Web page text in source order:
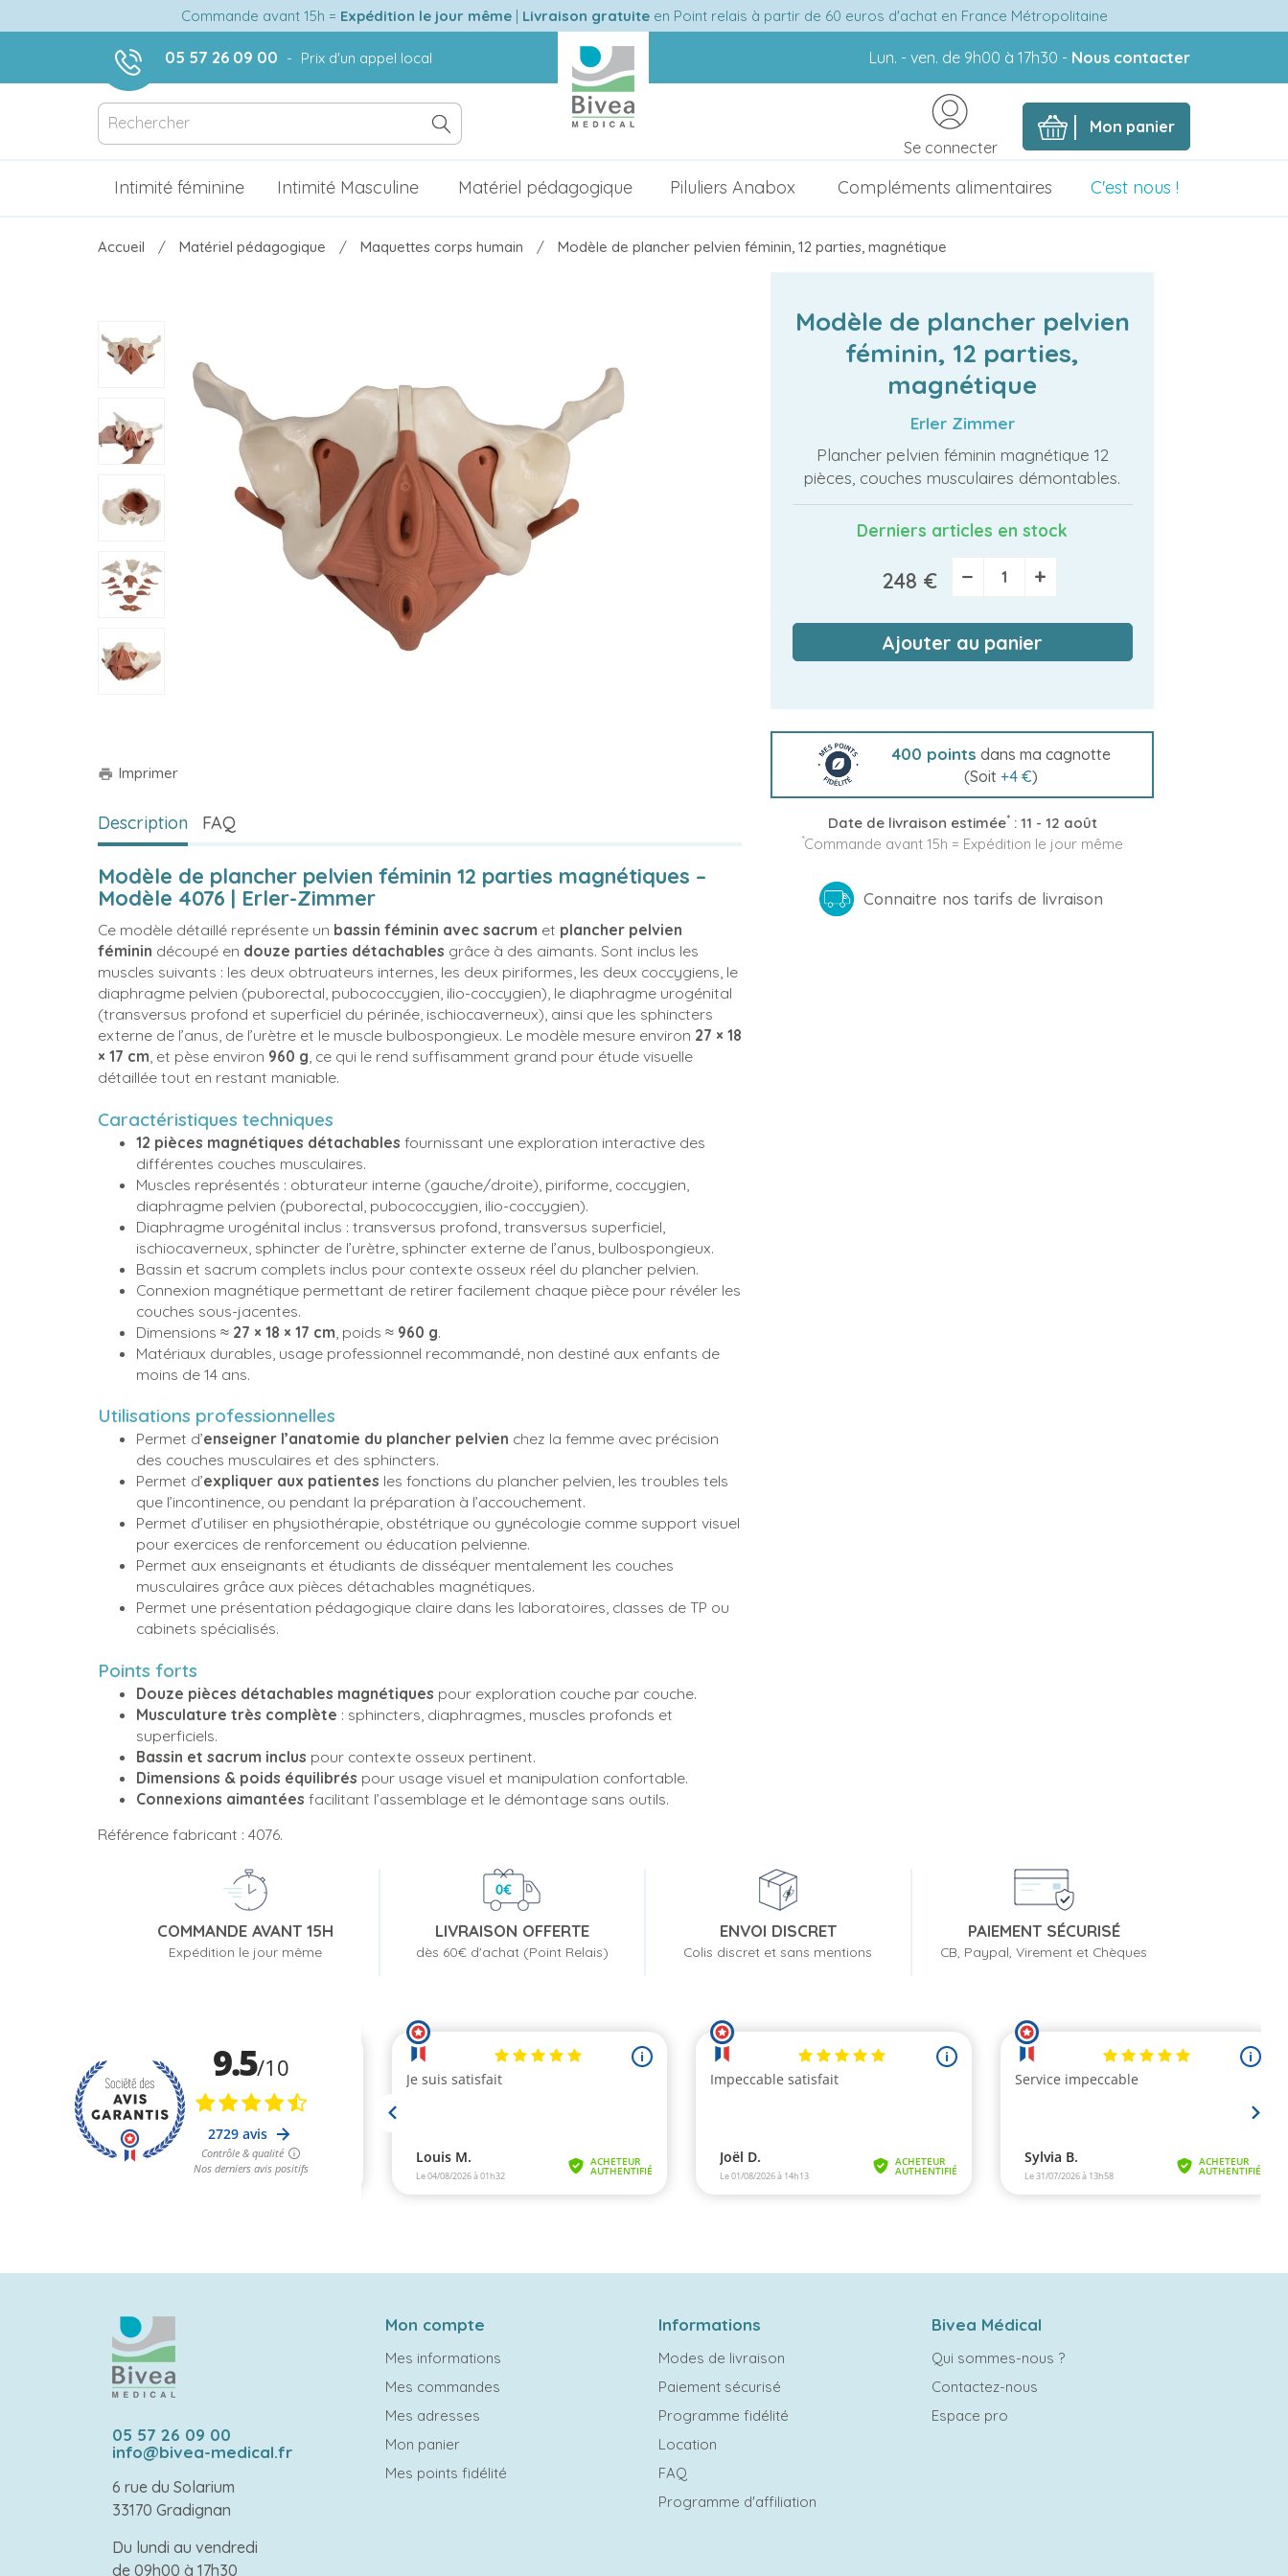
Commande avant 15h = Expédition le jour même| Livraison gratuiteen Point relais à partir de 60 euros d'achat en France Métropolitaine
05 57 26 09 00 - Prix d'un appel local Lun. - ven. de 9h00 à 17h30 - Nous contacter
Mon panier
Se connecter
Intimité féminine Intimité Masculine Matériel pédagogique Piluliers Anabox Compléments alimentaires C'est nous !
Accueil Matériel pédagogique Maquettes corps humain Modèle de plancher pelvien féminin, 12 parties, magnétique
print Imprimer
Modèle de plancher pelvien
féminin, 12 parties,
magnétique
Erler Zimmer
Plancher pelvien féminin magnétique 12
pièces, couches musculaires démontables.
Derniers articles en stock
248 € − +
Ajouter au panier
400 points dans ma cagnotte
(Soit +4 €)
Date de livraison estimée*: 11 - 12 août
*Commande avant 15h = Expédition le jour même
Connaitre nos tarifs de livraison
Description FAQ
Modèle de plancher pelvien féminin 12 parties magnétiques –
Modèle 4076 | Erler-Zimmer
Ce modèle détaillé représente un bassin féminin avec sacrum et plancher pelvien
féminin découpé en douze parties détachables grâce à des aimants. Sont inclus les
muscles suivants : les deux obtruateurs internes, les deux piriformes, les deux coccygiens, le
diaphragme pelvien (puborectal, pubococcygien, ilio-coccygien), le diaphragme urogénital
(transversus profond et superficiel du périnée, ischiocaverneux), ainsi que les sphincters
externe de l’anus, de l’urètre et le muscle bulbospongieux. Le modèle mesure environ 27 × 18
× 17 cm, et pèse environ 960 g, ce qui le rend suffisamment grand pour étude visuelle
détaillée tout en restant maniable.
Caractéristiques techniques
12 pièces magnétiques détachables fournissant une exploration interactive des
différentes couches musculaires.
Muscles représentés : obturateur interne (gauche/droite), piriforme, coccygien,
diaphragme pelvien (puborectal, pubococcygien, ilio-coccygien).
Diaphragme urogénital inclus : transversus profond, transversus superficiel,
ischiocaverneux, sphincter de l’urètre, sphincter externe de l’anus, bulbospongieux.
Bassin et sacrum complets inclus pour contexte osseux réel du plancher pelvien.
Connexion magnétique permettant de retirer facilement chaque pièce pour révéler les
couches sous-jacentes.
Dimensions ≈ 27 × 18 × 17 cm , poids ≈ 960 g.
Matériaux durables, usage professionnel recommandé, non destiné aux enfants de
moins de 14 ans.
Utilisations professionnelles
Permet d’enseigner l’anatomie du plancher pelvien chez la femme avec précision
des couches musculaires et des sphincters.
Permet d’expliquer aux patientes les fonctions du plancher pelvien, les troubles tels
que l’incontinence, ou pendant la préparation à l’accouchement.
Permet d’utiliser en physiothérapie, obstétrique ou gynécologie comme support visuel
pour exercices de renforcement ou éducation pelvienne.
Permet aux enseignants et étudiants de disséquer mentalement les couches
musculaires grâce aux pièces détachables magnétiques.
Permet une présentation pédagogique claire dans les laboratoires, classes de TP ou
cabinets spécialisés.
Points forts
Douze pièces détachables magnétiques pour exploration couche par couche.
Musculature très complète : sphincters, diaphragmes, muscles profonds et
superficiels.
Bassin et sacrum inclus pour contexte osseux pertinent.
Dimensions & poids équilibrés pour usage visuel et manipulation confortable.
Connexions aimantées facilitant l’assemblage et le démontage sans outils.
Référence fabricant : 4076.
COMMANDE AVANT 15H
Expédition le jour même
LIVRAISON OFFERTE
dès 60€ d'achat (Point Relais)
ENVOI DISCRET
Colis discret et sans mentions
PAIEMENT SÉCURISÉ
CB, Paypal, Virement et Chèques
05 57 26 09 00
info@bivea-medical.fr
6 rue du Solarium
33170 Gradignan
Du lundi au vendredi
de 09h00 à 17h30
Mon compte
Mes informations
Mes commandes
Mes adresses
Mon panier
Mes points fidélité
Informations
Modes de livraison
Paiement sécurisé
Programme fidélité
Location
FAQ
Programme d'affiliation
Bivea Médical
Qui sommes-nous ?
Contactez-nous
Espace pro